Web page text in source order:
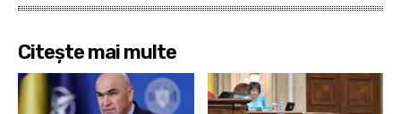
Citește mai multe